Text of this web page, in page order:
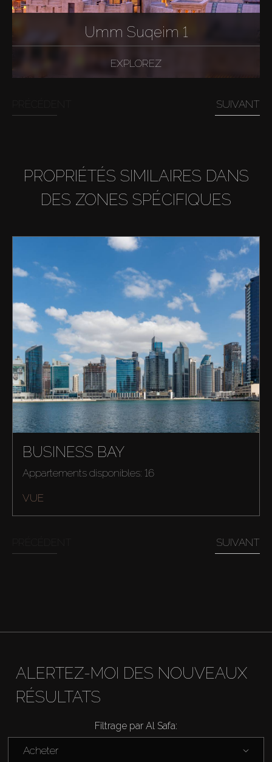
Agents
Umm Suqeim 1
EXPLOREZ
SUIVANT
PROPRIÉTÉS SIMILAIRES DANS
DES ZONES SPÉCIFIQUES
BUSINESS BAY
Appartements disponibles: 16
VUE
SUIVANT
ALERTEZ-MOI DES NOUVEAUX
RÉSULTATS
Filtrage par Al Safa:
Acheter